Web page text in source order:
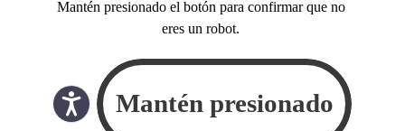
Mantén presionado el botón para confirmar que no
eres un robot.